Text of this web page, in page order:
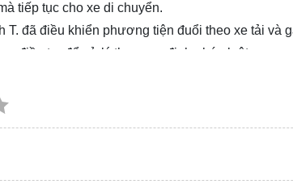
tiếp tục cho xe di chuyển.
đã điều khiển phương tiện đuổi theo xe tải và
điều tra để xử lý theo quy định pháp luật.